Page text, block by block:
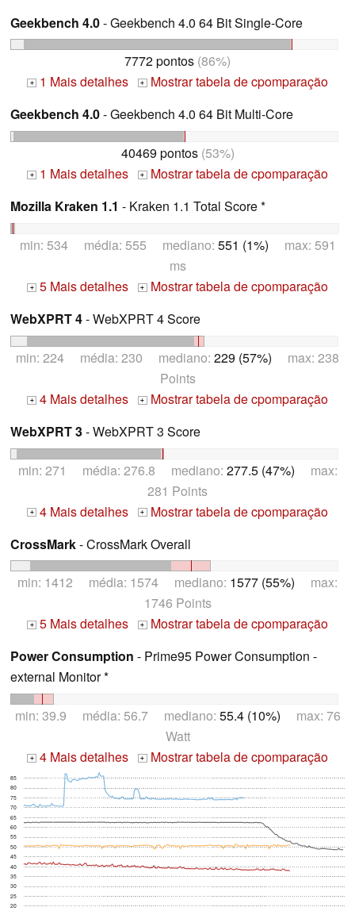
Geekbench 4.0- Geekbench 4.0 64 Bit Single-Core
7772 pontos (86%)
+ 1 Mais detalhes + Mostrar tabela de cpomparação
Geekbench 4.0- Geekbench 4.0 64 Bit Multi-Core
40469 pontos(53%)
+ 1 Mais detalhes + Mostrar tabela de cpomparação
Mozilla Kraken 1.1 - Kraken 1.1 Total Score *
min: 534 média: 555 mediano: 551 (1%) max: 591
ms
+ 5 Mais detalhes + Mostrar tabela de cpomparação
WebXPRT 4- WebXPRT 4 Score
min: 224 média: 230 mediano: 229 (57%) max: 238
Points
+ 4 Mais detalhes + Mostrar tabela de cpomparação
WebXPRT 3- WebXPRT 3 Score
min: 271 média: 276.8 mediano: 277.5 (47%) max:
281 Points
+ 4 Mais detalhes + Mostrar tabela de cpomparação
CrossMark- CrossMark Overall
min: 1412 média: 1574 mediano: 1577 (55%) max:
1746 Points
+ 5 Mais detalhes + Mostrar tabela de cpomparação
Power Consumption - Prime95 Power Consumption -
external Monitor *
min: 39.9 média: 56.7 mediano: 55.4 (10%) max: 76
Watt
+ 4 Mais detalhes + Mostrar tabela de cpomparação
20
25
30
35
40
45
50
55
60
65
70
75
80
85